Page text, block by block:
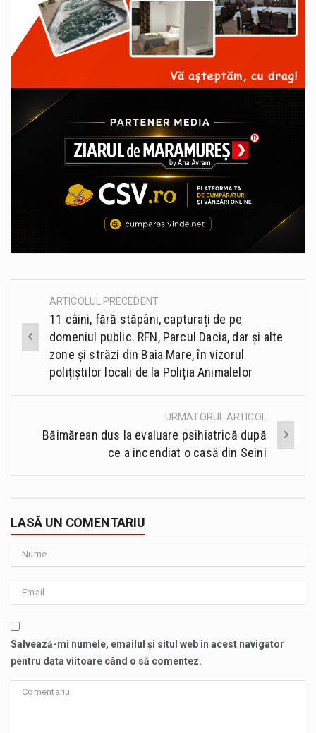
Post
navigation
ARTICOLUL PRECEDENT
11 câini, fără stăpâni, capturați de pe
domeniul public. RFN, Parcul Dacia, dar și alte
zone și străzi din Baia Mare, în vizorul
polițiștilor locali de la Poliția Animalelor
URMATORUL ARTICOL
Băimărean dus la evaluare psihiatrică după
ce a incendiat o casă din Seini
LASĂ UN COMENTARIU
Salvează-mi numele, emailul și situl web în acest navigator
pentru data viitoare când o să comentez.